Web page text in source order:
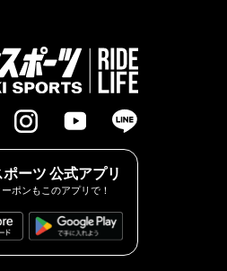
ーツ 公式アプリ
ポンもこのアプリで！